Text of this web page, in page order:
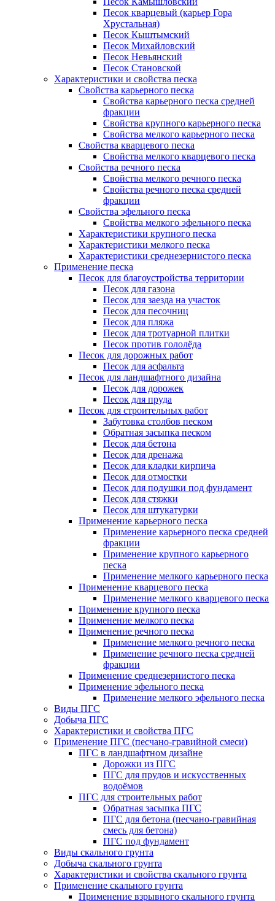
Песок кварцевый (карьер Гора
Хрустальная)
Песок Кыштымский
Песок Михайловский
Песок Невьянский
Песок Становской
Характеристики и свойства песка
Свойства карьерного песка
Свойства карьерного песка средней
фракции
Свойства крупного карьерного песка
Свойства мелкого карьерного песка
Свойства кварцевого песка
Свойства мелкого кварцевого песка
Свойства речного песка
Свойства мелкого речного песка
Свойства речного песка средней
фракции
Свойства эфельного песка
Свойства мелкого эфельного песка
Характеристики крупного песка
Характеристики мелкого песка
Характеристики среднезернистого песка
Применение песка
Песок для благоустройства территории
Песок для газона
Песок для заезда на участок
Песок для песочниц
Песок для пляжа
Песок для тротуарной плитки
Песок против гололёда
Песок для дорожных работ
Песок для асфальта
Песок для ландшафтного дизайна
Песок для дорожек
Песок для пруда
Песок для строительных работ
Забутовка столбов песком
Обратная засыпка песком
Песок для бетона
Песок для дренажа
Песок для кладки кирпича
Песок для отмостки
Песок для подушки под фундамент
Песок для стяжки
Песок для штукатурки
Применение карьерного песка
Применение карьерного песка средней
фракции
Применение крупного карьерного
песка
Применение мелкого карьерного песка
Применение кварцевого песка
Применение мелкого кварцевого песка
Применение крупного песка
Применение мелкого песка
Применение речного песка
Применение мелкого речного песка
Применение речного песка средней
фракции
Применение среднезернистого песка
Применение эфельного песка
Применение мелкого эфельного песка
Виды ПГС
Добыча ПГС
Характеристики и свойства ПГС
Применение ПГС (песчано-гравийной смеси)
ПГС в ландшафтном дизайне
Дорожки из ПГС
ПГС для прудов и искусственных
водоёмов
ПГС для строительных работ
Обратная засыпка ПГС
ПГС для бетона (песчано-гравийная
смесь для бетона)
ПГС под фундамент
Виды скального грунта
Добыча скального грунта
Характеристики и свойства скального грунта
Применение скального грунта
Применение взрывного скального грунта